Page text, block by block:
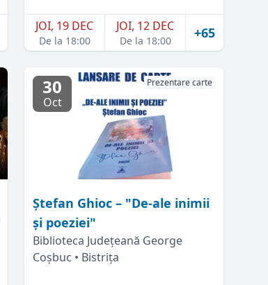
JOI, 19 DEC
De la 18:00
JOI, 12 DEC
De la 18:00 +65
30
Oct
Prezentare carte
Ștefan Ghioc – "De-ale inimii
și poeziei"
Biblioteca Județeană George
Coșbuc • Bistrița